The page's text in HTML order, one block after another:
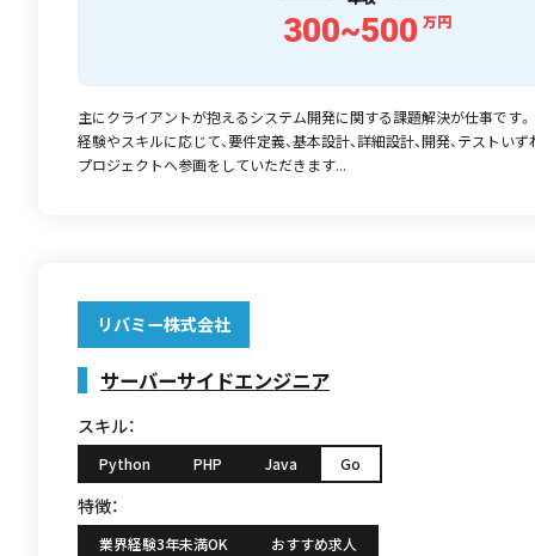
300~500 万円
主にクライアントが抱えるシステム開発に関する課題解決が仕事です。
経験やスキルに応じて、要件定義、基本設計、詳細設計、開発、テストい
プロジェクトへ参画をしていただきます...
リバミー株式会社
サーバーサイドエンジニア
スキル：
Python PHP Java Go
特徴：
業界経験3年未満OK
おすすめ求人